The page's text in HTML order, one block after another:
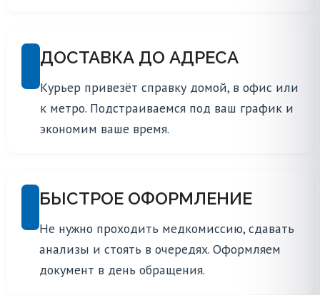
ДОСТАВКА ДО АДРЕСА
Курьер привезёт справку домой, в офис или
к метро. Подстраиваемся под ваш график и
экономим ваше время.
БЫСТРОЕ ОФОРМЛЕНИЕ
Не нужно проходить медкомиссию, сдавать
анализы и стоять в очередях. Оформляем
документ в день обращения.